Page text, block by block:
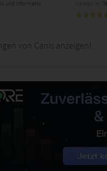
und Informatik
von Canis anzeigen!